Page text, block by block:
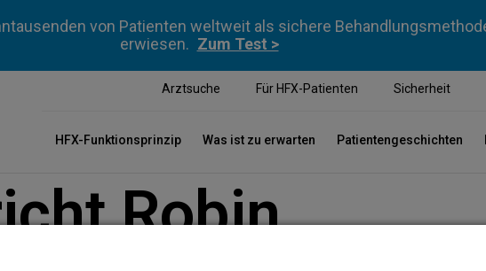
von Patienten weltweit als sichere
erwiesen. Zum Test >
Arztsuche Für HFX-Patienten Sicherheit
HFX-Funktionsprinzip Was ist zu erwarten Patientengeschichten
Robin